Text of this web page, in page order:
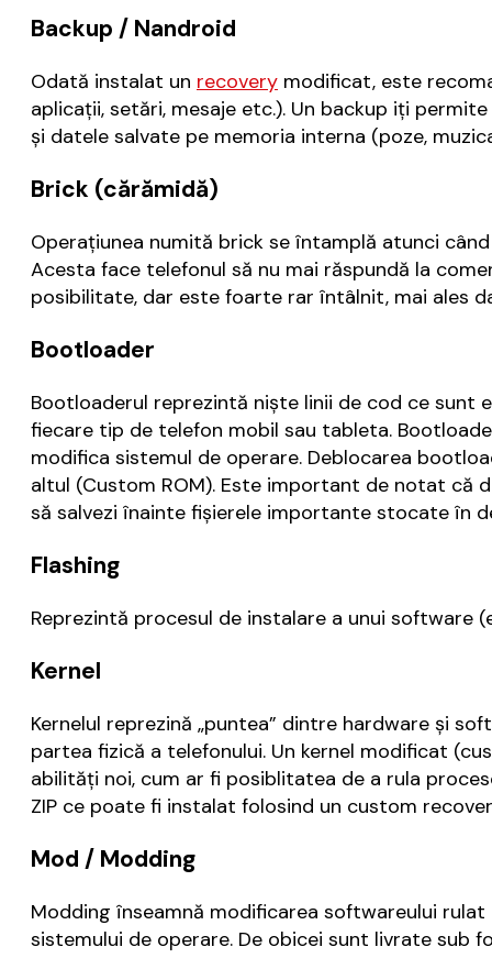
Backup / Nandroid
Odată instalat un recovery modificat, este
aplicaţii, setări, mesaje etc.). Un backup iţi
şi datele salvate pe memoria interna (poze,
Brick (cărămidă)
Operațiunea numită brick se întamplă atunci
Acesta face telefonul să nu mai răspundă la
posibilitate, dar este foarte rar întâlnit, mai ales
Bootloader
Bootloaderul reprezintă nişte linii de cod ce
fiecare tip de telefon mobil sau tableta.
modifica sistemul de operare. Deblocarea
altul (Custom ROM). Este important de notat că
să salvezi înainte fişierele importante stocate în
Flashing
Reprezintă procesul de instalare a unui software
Kernel
Kernelul reprezină „puntea” dintre hardware şi
partea fizică a telefonului. Un kernel modificat
abilităţi noi, cum ar fi posiblitatea de a rula
ZIP ce poate fi instalat folosind un custom
Mod / Modding
Modding înseamnă modificarea softwareului
sistemului de operare. De obicei sunt livrate sub